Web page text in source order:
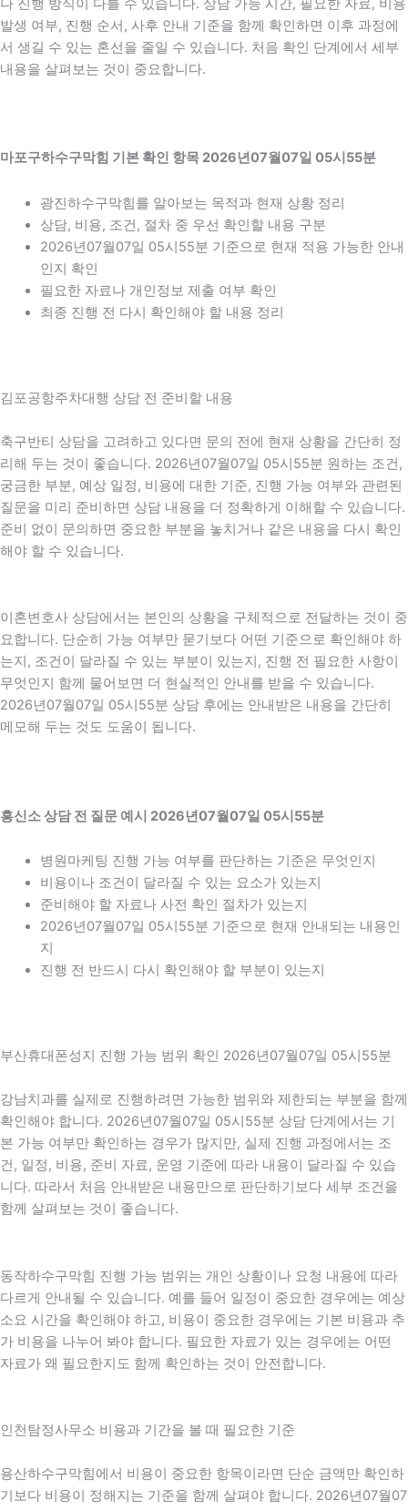
발생 여부, 진행 순서, 사후 안내 기준을 함께 확인하면 이후 과정에
서 생길 수 있는 혼선을 줄일 수 있습니다. 처음 확인 단계에서 세부
내용을 살펴보는 것이 중요합니다.
마포구하수구막힘 기본 확인 항목 2026년07월07일 05시55분
광진하수구막힘를 알아보는 목적과 현재 상황 정리
상담, 비용, 조건, 절차 중 우선 확인할 내용 구분
2026년07월07일 05시55분 기준으로 현재 적용 가능한 안내
인지 확인
필요한 자료나 개인정보 제출 여부 확인
최종 진행 전 다시 확인해야 할 내용 정리
김포공항주차대행 상담 전 준비할 내용
축구반티 상담을 고려하고 있다면 문의 전에 현재 상황을 간단히 정
리해 두는 것이 좋습니다. 2026년07월07일 05시55분 원하는 조건,
궁금한 부분, 예상 일정, 비용에 대한 기준, 진행 가능 여부와 관련된
질문을 미리 준비하면 상담 내용을 더 정확하게 이해할 수 있습니다.
준비 없이 문의하면 중요한 부분을 놓치거나 같은 내용을 다시 확인
해야 할 수 있습니다.
이혼변호사 상담에서는 본인의 상황을 구체적으로 전달하는 것이 중
요합니다. 단순히 가능 여부만 묻기보다 어떤 기준으로 확인해야 하
는지, 조건이 달라질 수 있는 부분이 있는지, 진행 전 필요한 사항이
무엇인지 함께 물어보면 더 현실적인 안내를 받을 수 있습니다.
2026년07월07일 05시55분 상담 후에는 안내받은 내용을 간단히
메모해 두는 것도 도움이 됩니다.
흥신소 상담 전 질문 예시 2026년07월07일 05시55분
병원마케팅 진행 가능 여부를 판단하는 기준은 무엇인지
비용이나 조건이 달라질 수 있는 요소가 있는지
준비해야 할 자료나 사전 확인 절차가 있는지
2026년07월07일 05시55분 기준으로 현재 안내되는 내용인
지
진행 전 반드시 다시 확인해야 할 부분이 있는지
부산휴대폰성지 진행 가능 범위 확인 2026년07월07일 05시55분
강남치과를 실제로 진행하려면 가능한 범위와 제한되는 부분을 함께
확인해야 합니다. 2026년07월07일 05시55분 상담 단계에서는 기
본 가능 여부만 확인하는 경우가 많지만, 실제 진행 과정에서는 조
건, 일정, 비용, 준비 자료, 운영 기준에 따라 내용이 달라질 수 있습
니다. 따라서 처음 안내받은 내용만으로 판단하기보다 세부 조건을
함께 살펴보는 것이 좋습니다.
동작하수구막힘 진행 가능 범위는 개인 상황이나 요청 내용에 따라
다르게 안내될 수 있습니다. 예를 들어 일정이 중요한 경우에는 예상
소요 시간을 확인해야 하고, 비용이 중요한 경우에는 기본 비용과 추
가 비용을 나누어 봐야 합니다. 필요한 자료가 있는 경우에는 어떤
자료가 왜 필요한지도 함께 확인하는 것이 안전합니다.
인천탐정사무소 비용과 기간을 볼 때 필요한 기준
용산하수구막힘에서 비용이 중요한 항목이라면 단순 금액만 확인하
기보다 비용이 정해지는 기준을 함께 살펴야 합니다. 2026년07월07